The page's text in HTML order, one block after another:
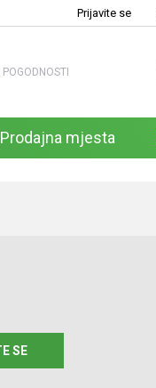
Prijavite se
POGODNOSTI
Prodajna mjesta
SE